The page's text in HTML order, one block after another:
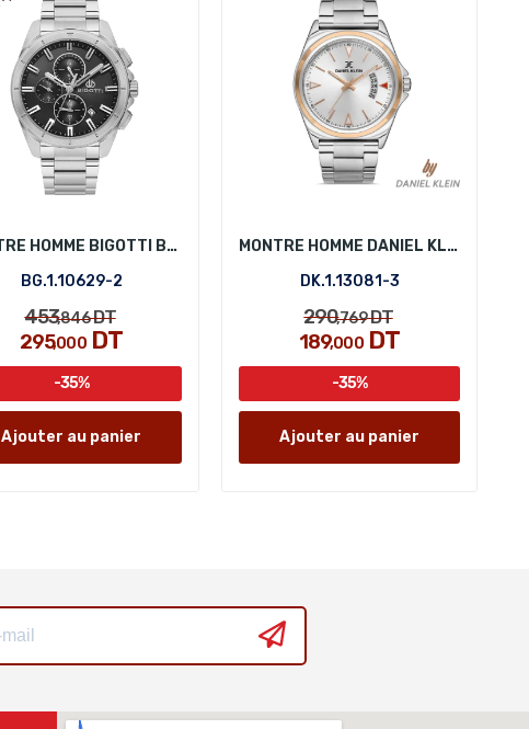
MONTRE HOMME BIGOTTI BG.1.10629-2
BG.1.10629-2
453,846DT
295,000DT
-35%
Ajouter au panier
MONTRE HOMME DANIEL KLEIN DK.1.13081-3
DK.1.13081-3
290,769DT
189,000DT
-35%
Ajouter au panier